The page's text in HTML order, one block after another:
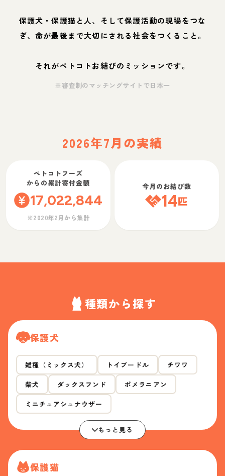
保護犬・保護猫と人、そして保護活動の現場をつな
ぎ、命が最後まで大切にされる社会をつくること。
それがペトコトお結びのミッションです。
※審査制のマッチングサイトで日本一
2026年7月の実績
ペトコトフーズ
からの累計寄付金額
17,022,844
※2020年2月から集計
今月のお結び数
14匹
種類から探す
保護犬
雑種（ミックス犬） トイプードル チワワ
柴犬 ダックスフンド ポメラニアン
ミニチュアシュナウザー
もっと見る
保護猫